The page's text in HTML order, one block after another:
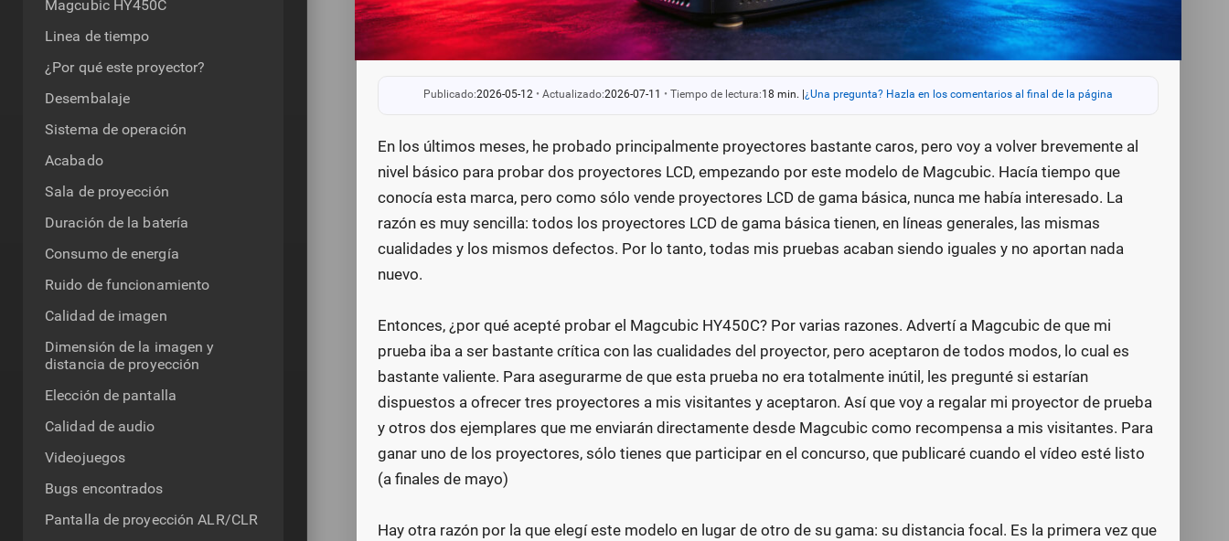
Magcubic HY450C
Linea de tiempo
¿Por qué este proyector?
Desembalaje
Sistema de operación
Acabado
Sala de proyección
Duración de la batería
Consumo de energía
Ruido de funcionamiento
Calidad de imagen
Dimensión de la imagen y
distancia de proyección
Elección de pantalla
Calidad de audio
Videojuegos
Bugs encontrados
Pantalla de proyección ALR/CLR
Publicado:2026-05-12 • Actualizado:2026-07-11 • Tiempo de lectura:18 min. ¿Una pregunta? Hazla en los comentarios al final de la página
En los últimos meses, he probado principalmente proyectores bastante caros, pero voy a volver brevemente al
nivel básico para probar dos proyectores LCD, empezando por este modelo de Magcubic. Hacía tiempo que
conocía esta marca, pero como sólo vende proyectores LCD de gama básica, nunca me había interesado. La
razón es muy sencilla: todos los proyectores LCD de gama básica tienen, en líneas generales, las mismas
cualidades y los mismos defectos. Por lo tanto, todas mis pruebas acaban siendo iguales y no aportan nada
nuevo.
Entonces, ¿por qué acepté probar el Magcubic HY450C? Por varias razones. Advertí a Magcubic de que mi
prueba iba a ser bastante crítica con las cualidades del proyector, pero aceptaron de todos modos, lo cual es
bastante valiente. Para asegurarme de que esta prueba no era totalmente inútil, les pregunté si estarían
dispuestos a ofrecer tres proyectores a mis visitantes y aceptaron. Así que voy a regalar mi proyector de prueba
y otros dos ejemplares que me enviarán directamente desde Magcubic como recompensa a mis visitantes. Para
ganar uno de los proyectores, sólo tienes que participar en el concurso, que publicaré cuando el vídeo esté listo
(a finales de mayo)
Hay otra razón por la que elegí este modelo en lugar de otro de su gama: su distancia focal. Es la primera vez que